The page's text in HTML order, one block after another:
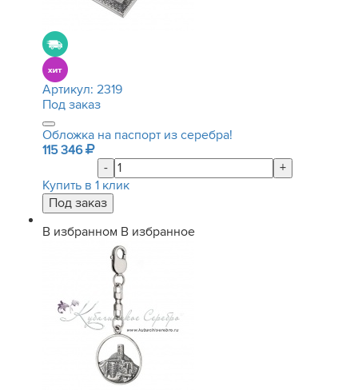
Артикул: 2319
Под заказ
Обложка на паспорт из серебра!
115 346
-
+
Купить в 1 клик
В избранном В избранное